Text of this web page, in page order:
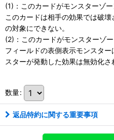
(1)：このカードがモンスターゾ
このカードは相手の効果では破
の対象にできない。
(2)：このカードがモンスターゾ
フィールドの表側表示モンスタ
スターが発動した効果は無効化さ
数量:
返品特約に関する重要事項